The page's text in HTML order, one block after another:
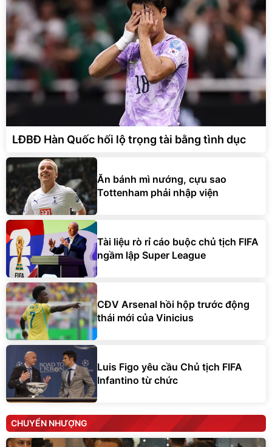
LĐBĐ Hàn Quốc hối lộ trọng tài bằng tình dục
Ăn bánh mì nướng, cựu sao
Tottenham phải nhập viện
Tài liệu rò rỉ cáo buộc chủ tịch FIFA
ngầm lập Super League
CĐV Arsenal hồi hộp trước động
thái mới của Vinicius
Luis Figo yêu cầu Chủ tịch FIFA
Infantino từ chức
CHUYỂN NHƯỢNG